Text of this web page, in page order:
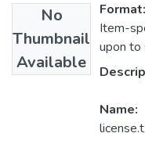
No
Thumbnail
Available
Format:
Item-
upon to
Name: